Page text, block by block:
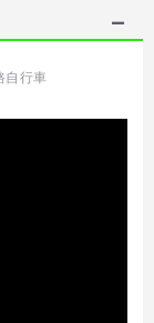
自行車